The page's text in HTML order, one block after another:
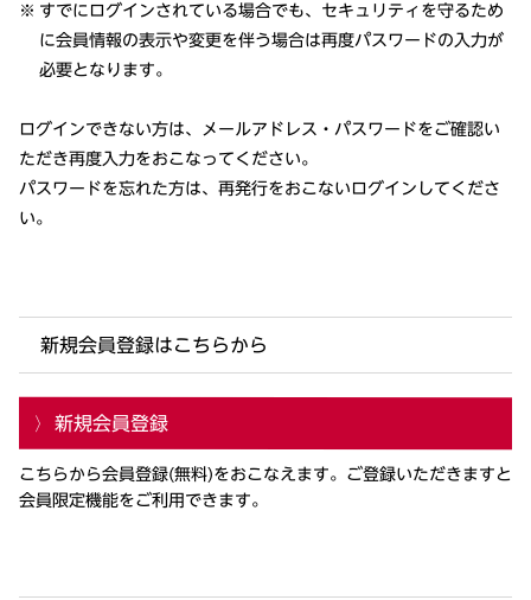
すでにログインされている場合でも、セキュリティを守るため
に会員情報の表示や変更を伴う場合は再度パスワードの入力が
必要となります。
ログインできない方は、メールアドレス・パスワードをご確認い
ただき再度入力をおこなってください。
パスワードを忘れた方は、再発行をおこないログインしてくださ
い。
新規会員登録はこちらから
新規会員登録
こちらから会員登録(無料)をおこなえます。ご登録いただきますと
会員限定機能をご利用できます。